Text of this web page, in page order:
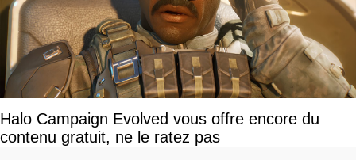
Halo Campaign Evolved vous offre encore du
contenu gratuit, ne le ratez pas